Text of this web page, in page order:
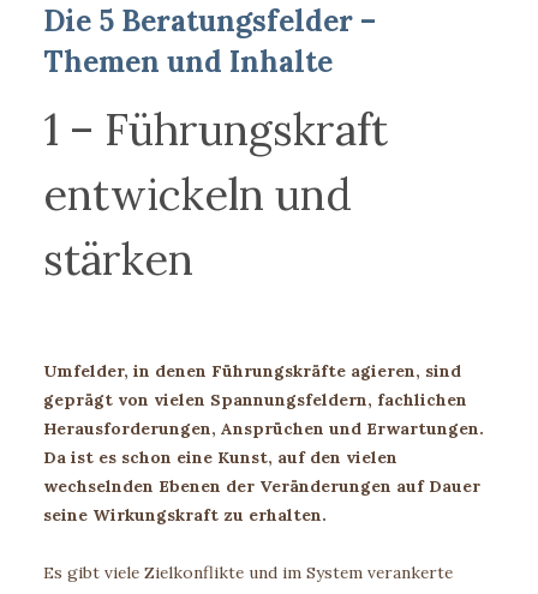
Die 5 Beratungsfelder –
Themen und Inhalte
1 – Führungskraft
entwickeln und
stärken
Umfelder, in denen Führungskräfte agieren, sind
geprägt von vielen Spannungsfeldern, fachlichen
Herausforderungen, Ansprüchen und Erwartungen.
Da ist es schon eine Kunst, auf den vielen
wechselnden Ebenen der Veränderungen auf Dauer
seine Wirkungskraft zu erhalten.
Es gibt viele Zielkonflikte und im System verankerte